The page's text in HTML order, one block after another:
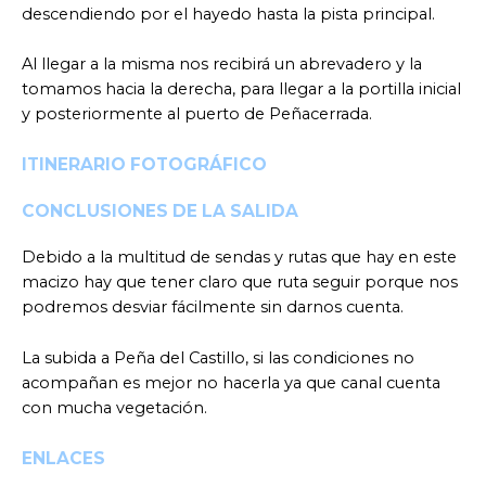
descendiendo por el hayedo hasta la pista principal.
Al llegar a la misma nos recibirá un abrevadero y la
tomamos hacia la derecha, para llegar a la portilla inicial
y posteriormente al puerto de Peñacerrada.
ITINERARIO FOTOGRÁFICO
CONCLUSIONES DE LA SALIDA
Debido a la multitud de sendas y rutas que hay en este
macizo hay que tener claro que ruta seguir porque nos
podremos desviar fácilmente sin darnos cuenta.
La subida a Peña del Castillo, si las condiciones no
acompañan es mejor no hacerla ya que canal cuenta
con mucha vegetación.
ENLACES